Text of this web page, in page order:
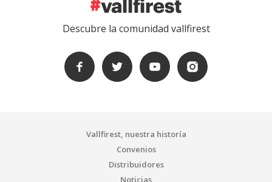
Descubre la comunidad vallfirest
Vallfirest, nuestra historía
Convenios
Distribuidores
Noticias